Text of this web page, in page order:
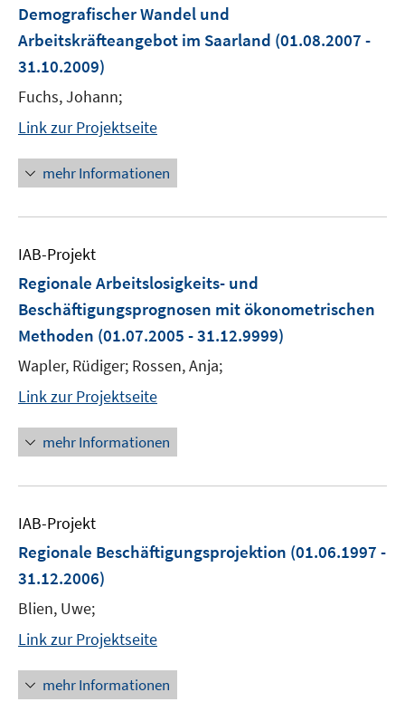
Demografischer Wandel und
Arbeitskräfteangebot im Saarland (01.08.2007 -
31.10.2009)
Fuchs, Johann;
Link zur Projektseite
mehr Informationen
IAB-Projekt
Regionale Arbeitslosigkeits- und
Beschäftigungsprognosen mit ökonometrischen
Methoden (01.07.2005 - 31.12.9999)
Wapler, Rüdiger; Rossen, Anja;
Link zur Projektseite
mehr Informationen
IAB-Projekt
Regionale Beschäftigungsprojektion (01.06.1997 -
31.12.2006)
Blien, Uwe;
Link zur Projektseite
mehr Informationen